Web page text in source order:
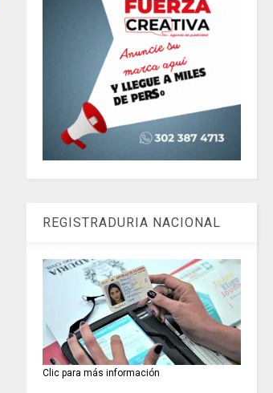
REGISTRADURIA NACIONAL
Clic para más información